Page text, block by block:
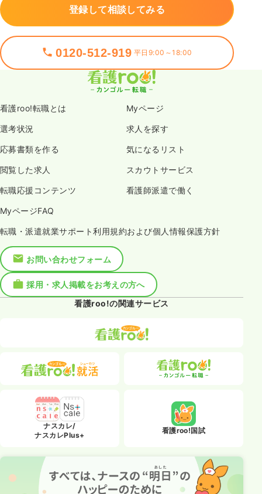
登録して相談してみる
0120-512-919 平日9:00～18:00
看護roo!転職とは Myページ
選考状況 求人を探す
応募書類を作る 気になるリスト
閲覧した求人 スカウトサービス
転職応援コンテンツ 看護師派遣で働く
MyページFAQ
転職・派遣就業サポート利用規約および個人情報保護方針
お問い合わせフォーム
採用・求人掲載をお考えの方へ
看護roo!の関連サービス
ナスカレ/
ナスカレPlus+
看護roo!国試